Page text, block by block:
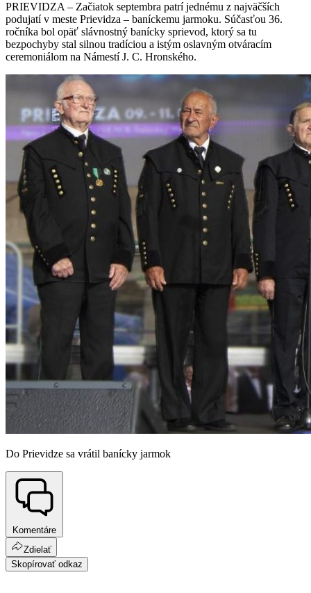
PRIEVIDZA – Začiatok septembra patrí jednému z najväčších
podujatí v meste Prievidza – baníckemu jarmoku. Súčasťou 36.
ročníka bol opäť slávnostný banícky sprievod, ktorý sa tu
bezpochyby stal silnou tradíciou a istým oslavným otváracím
ceremoniálom na Námestí J. C. Hronského.
Do Prievidze sa vrátil banícky jarmok
Komentáre
Zdielať
Skopírovať odkaz